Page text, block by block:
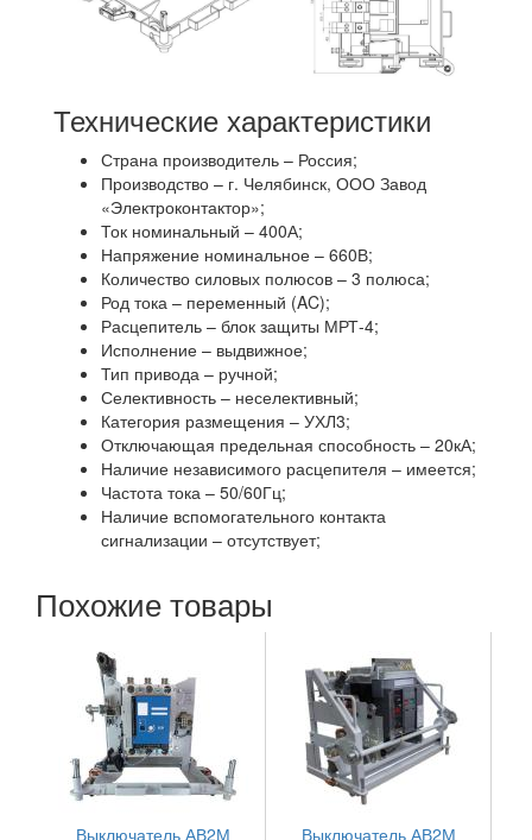
Технические характеристики
Страна производитель – Россия;
Производство – г. Челябинск, ООО Завод
«Электроконтактор»;
Ток номинальный – 400А;
Напряжение номинальное – 660В;
Количество силовых полюсов – 3 полюса;
Род тока – переменный (AC);
Расцепитель – блок защиты МРТ-4;
Исполнение – выдвижное;
Тип привода – ручной;
Селективность – неселективный;
Категория размещения – УХЛ3;
Отключающая предельная способность – 20кА;
Наличие независимого расцепителя – имеется;
Частота тока – 50/60Гц;
Наличие вспомогательного контакта
сигнализации – отсутствует;
Похожие товары
Выключатель АВ2М
Выключатель АВ2М